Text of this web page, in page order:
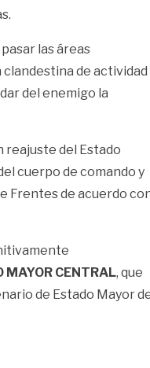
las áreas
de actividad
del enemigo la
reajuste del Estado
cuerpo de comando y
Frentes de acuerdo
MAYOR CENTRAL, que
de Estado Mayor